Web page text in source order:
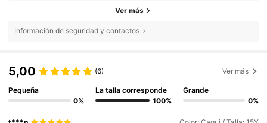
Ver más
Información de seguridad y contactos
5,00 (6) Ver más
Pequeña
0%
La talla corresponde
100%
Grande
0%